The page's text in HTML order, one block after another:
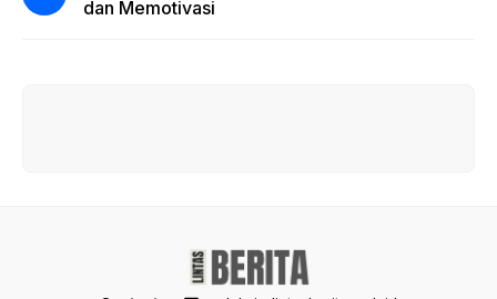
dan Memotivasi